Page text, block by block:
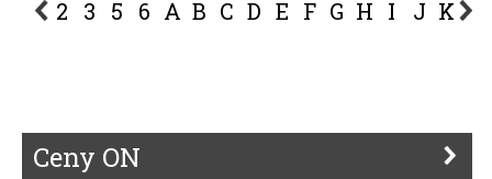
2 3 5 6 A B C D E F G H I J K L
Ceny ON